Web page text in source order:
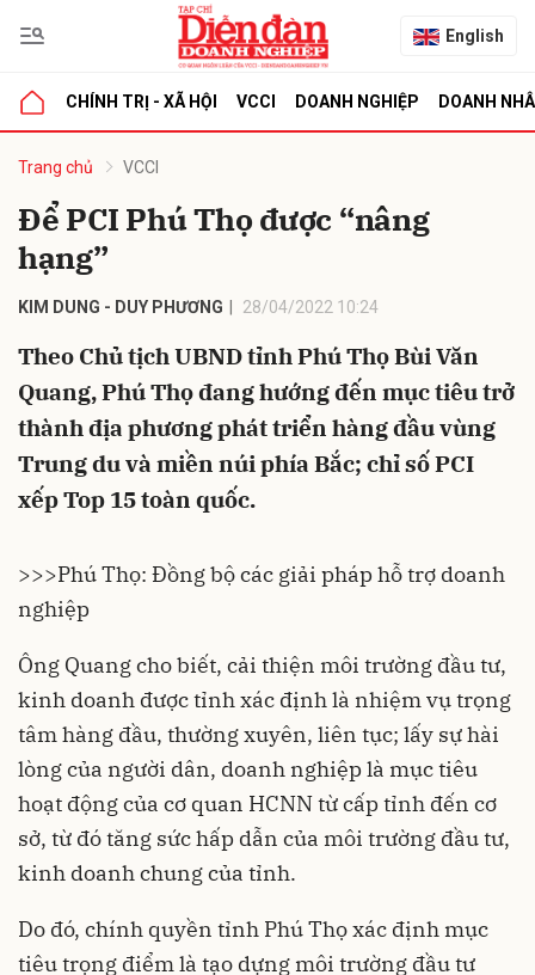
English
CHÍNH TRỊ - XÃ HỘI VCCI DOANH NGHIỆP DOANH
Trang chủ VCCI
Để PCI Phú Thọ được “nâng
hạng”
KIM DUNG - DUY PHƯƠNG 28/04/2022 10:24
Theo Chủ tịch UBND tỉnh Phú Thọ Bùi Văn
Quang, Phú Thọ đang hướng đến mục tiêu trở
thành địa phương phát triển hàng đầu vùng
Trung du và miền núi phía Bắc; chỉ số PCI
xếp Top 15 toàn quốc.
>>>Phú Thọ: Đồng bộ các giải pháp hỗ trợ doanh
nghiệp
Ông Quang cho biết, cải thiện môi trường đầu tư,
kinh doanh được tỉnh xác định là nhiệm vụ trọng
tâm hàng đầu, thường xuyên, liên tục; lấy sự hài
lòng của người dân, doanh nghiệplà mục tiêu
hoạt động của cơ quan HCNN từ cấp tỉnh đến cơ
sở, từ đó tăng sức hấp dẫn của môi trường đầu tư,
kinh doanh chung của tỉnh.
Do đó, chính quyền tỉnh Phú Thọ xác định mục
tiêu trọng điểm là tạo dựng môi trường đầu tư
luận
Hủy